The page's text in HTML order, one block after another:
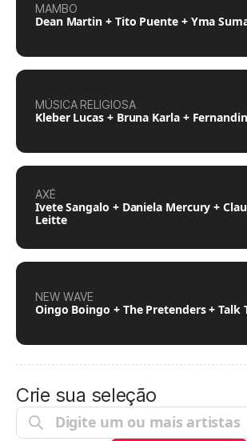
MAMBO
Dean Martin + Tito Puente + Yma
MÚSICA RELIGIOSA
Kleber Lucas + Bruna Karla +
AXÉ
Ivete Sangalo + Daniela Mercury +
Leitte
NEW WAVE
Oingo Boingo + The Pretenders + Talk
Crie sua seleção